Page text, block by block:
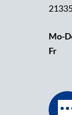
Mo-
Fr